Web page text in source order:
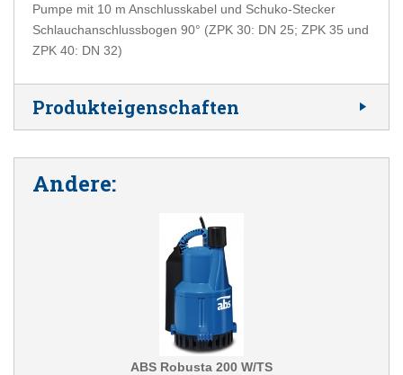
Pumpe mit 10 m Anschlusskabel und Schuko-Stecker
Schlauchanschlussbogen 90° (ZPK 30: DN 25; ZPK 35 und
ZPK 40: DN 32)
Produkteigenschaften
Andere:
ABS Robusta 200 W/TS